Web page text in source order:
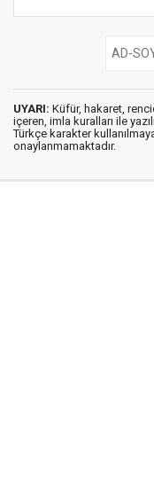
UYARI: Küfür, hakaret,
içeren, imla kuralları ile
Türkçe karakter
onaylanmamaktadır.